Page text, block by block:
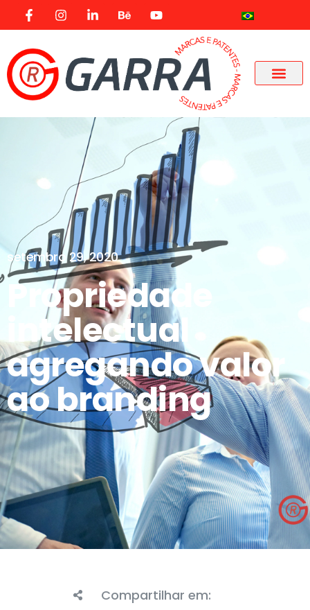
setembro 29, 2020
Propriedade
intelectual
agregando valor
ao branding
Compartilhar em: